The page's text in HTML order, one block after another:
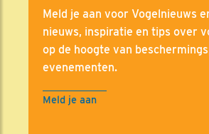
Meld je aan voor Vogelnieuws
nieuws, inspiratie en tips over
op de hoogte van
evenementen.
Meld je aan